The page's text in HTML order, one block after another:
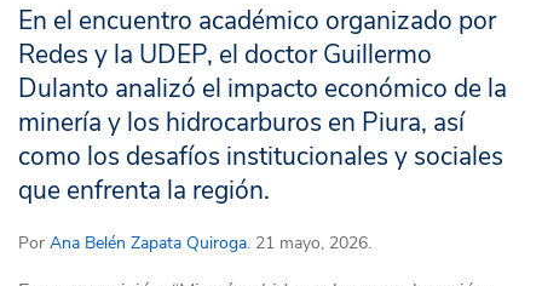
En el encuentro académico organizado por
Redes y la UDEP, el doctor Guillermo
Dulanto analizó el impacto económico de la
minería y los hidrocarburos en Piura, así
como los desafíos institucionales y sociales
que enfrenta la región.
Por Ana Belén Zapata Quiroga. 21 mayo, 2026.